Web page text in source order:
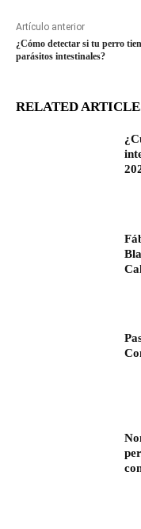
Artículo anterior
¿Cómo detectar si tu perro
parásitos intestinales?
RELATED